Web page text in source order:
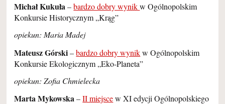
Michał Kukuła–bardzo dobry wynikw Ogólnopolskim
Konkursie Historycznym „Krąg”
opiekun: Maria Madej
Mateusz Górski–bardzo dobry wynikw Ogólnopolskim
Konkursie Ekologicznym „Eko-Planeta”
opiekun: Zofia Chmielecka
Marta Mykowska–II miejscew XI edycji Ogólnopolskiego